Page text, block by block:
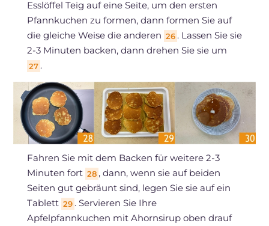
Esslöffel Teig auf eine Seite, um den ersten
Pfannkuchen zu formen, dann formen Sie auf
die gleiche Weise die anderen 26 . Lassen Sie sie
2-3 Minuten backen, dann drehen Sie sie um
27 .
Fahren Sie mit dem Backen für weitere 2-3
Minuten fort 28 , dann, wenn sie auf beiden
Seiten gut gebräunt sind, legen Sie sie auf ein
Tablett 29 . Servieren Sie Ihre
Apfelpfannkuchen mit Ahornsirup oben drauf